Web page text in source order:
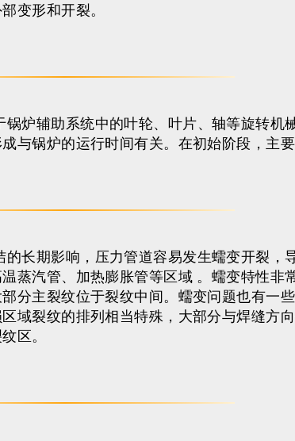
变形和开裂。
锅炉辅助系统中的叶轮、叶片、轴等旋转
与锅炉的运行时间有关。在初始阶段，主
的长期影响，压力管道容易发生蠕变开裂
蒸汽管、加热膨胀管等区域 。蠕变特性
分主裂纹位于裂纹中间。蠕变问题也有一
域裂纹的排列相当特殊，大部分与焊缝方
区。